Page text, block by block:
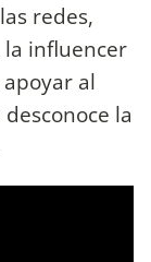
redes,
la influencer
al
la